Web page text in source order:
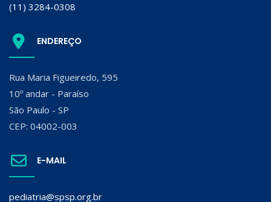
(11) 3284-0308
ENDEREÇO
Rua Maria Figueiredo, 595
10º andar - Paraíso
São Paulo - SP
CEP: 04002-003
E-MAIL
pediatria@spsp.org.br